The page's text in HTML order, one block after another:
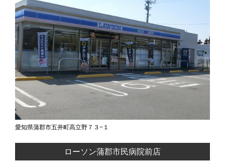
愛知県蒲郡市五井町高立野７３−１
ローソン蒲郡市民病院前店